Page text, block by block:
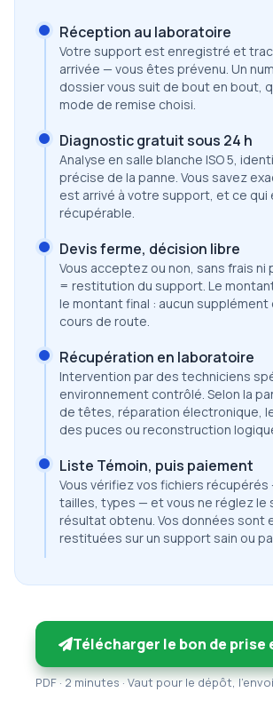
Réception au laboratoire
Votre support est enregistré et
arrivée — vous êtes prévenu. Un
dossier vous suit de bout en bout,
mode de remise choisi.
Diagnostic gratuit sous 24 h
Analyse en salle blanche ISO 5,
précise de la panne. Vous savez
est arrivé à votre support, et ce qui
récupérable.
Devis ferme, décision libre
Vous acceptez ou non, sans frais ni
= restitution du support. Le
le montant final : aucun
cours de route.
Récupération en laboratoire
Intervention par des techniciens
environnement contrôlé. Selon la
de têtes, réparation électronique,
des puces ou reconstruction
Liste Témoin, puis paiement
Vous vérifiez vos fichiers récupérés
tailles, types — et vous ne réglez le
résultat obtenu. Vos données sont
restituées sur un support sain ou
Télécharger le bon de prise
PDF · 2 minutes · Vaut pour le dépôt,